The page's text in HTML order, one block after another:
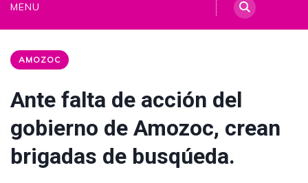
MENU
AMOZOC
Ante falta de acción del
gobierno de Amozoc, crean
brigadas de busqúeda.